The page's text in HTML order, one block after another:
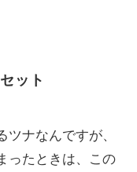
ット
ナなんですが、
ったときは、この